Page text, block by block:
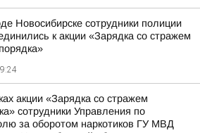
Новосибирске сотрудники полиции
к акции «Зарядка со стражем
акции «Зарядка со стражем
сотрудники Управления по
за оборотом наркотиков ГУ МВД